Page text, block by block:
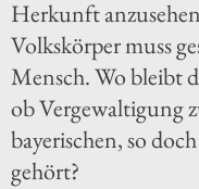
Herkunft
Volkskörper muss
Mensch. Wo bleibt
ob Vergewaltigung
bayerischen, so
gehört?